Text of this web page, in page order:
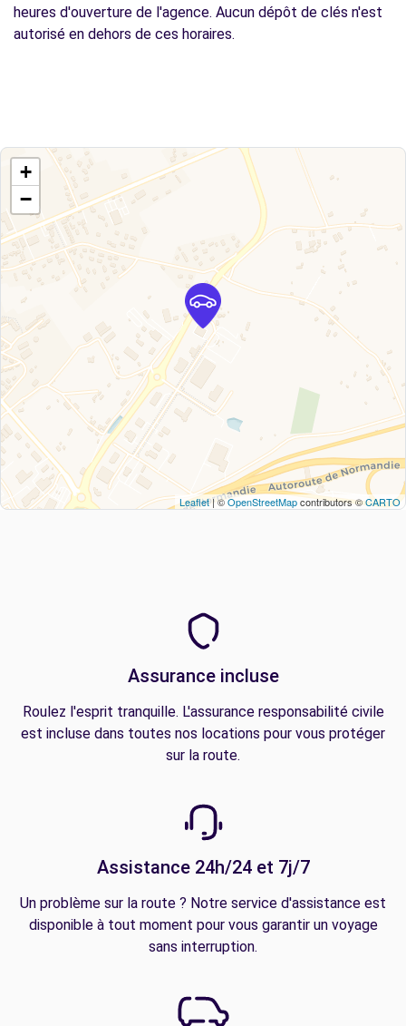
heures d'ouverture de l'agence. Aucun dépôt de clés n'est
autorisé en dehors de ces horaires.
+
−
Leaflet| ©OpenStreetMapcontributors ©CARTO
Assurance incluse
Roulez l'esprit tranquille. L'assurance responsabilité civile
est incluse dans toutes nos locations pour vous protéger
sur la route.
Assistance 24h/24 et 7j/7
Un problème sur la route ? Notre service d'assistance est
disponible à tout moment pour vous garantir un voyage
sans interruption.